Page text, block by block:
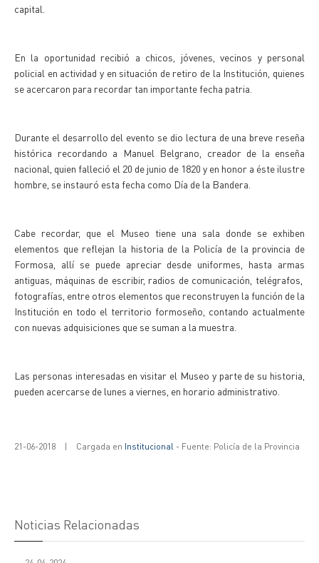
capital.
En la oportunidad recibió a chicos, jóvenes, vecinos y personal
policial en actividad y en situación de retiro de la Institución, quienes
se acercaron para recordar tan importante fecha patria.
Durante el desarrollo del evento se dio lectura de una breve reseña
histórica recordando a Manuel Belgrano, creador de la enseña
nacional, quien falleció el 20 de junio de 1820 y en honor a éste ilustre
hombre, se instauró esta fecha como Día de la Bandera.
Cabe recordar, que el Museo tiene una sala donde se exhiben
elementos que reflejan la historia de la Policía de la provincia de
Formosa, allí se puede apreciar desde uniformes, hasta armas
antiguas, máquinas de escribir, radios de comunicación, telégrafos,
fotografías, entre otros elementos que reconstruyen la función de la
Institución en todo el territorio formoseño, contando actualmente
con nuevas adquisiciones que se suman a la muestra.
Las personas interesadas en visitar el Museo y parte de su historia,
pueden acercarse de lunes a viernes, en horario administrativo.
21-06-2018 | Cargada en Institucional - Fuente: Policía de la Provincia
Noticias Relacionadas